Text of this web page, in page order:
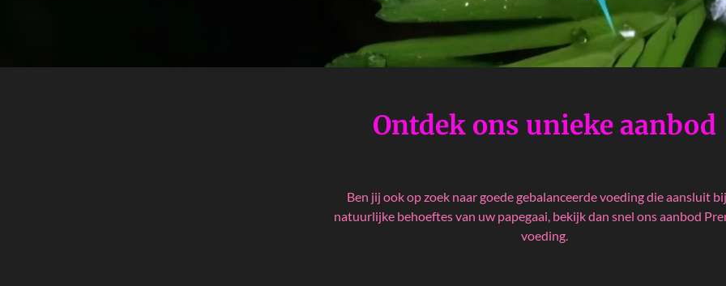
Ontdek ons unieke aanbod
Ben jij ook op zoek naar goede gebalanceerde voeding die aansluit
natuurlijke behoeftes van uw papegaai, bekijk dan snel ons aanbod
voeding.